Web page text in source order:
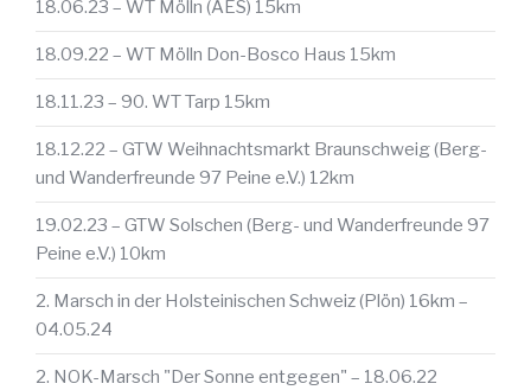
18.06.23 – WT Mölln (AES) 15km
18.09.22 – WT Mölln Don-Bosco Haus 15km
18.11.23 – 90. WT Tarp 15km
18.12.22 – GTW Weihnachtsmarkt Braunschweig (Berg-
und Wanderfreunde 97 Peine e.V.) 12km
19.02.23 – GTW Solschen (Berg- und Wanderfreunde 97
Peine e.V.) 10km
2. Marsch in der Holsteinischen Schweiz (Plön) 16km –
04.05.24
2. NOK-Marsch "Der Sonne entgegen" – 18.06.22